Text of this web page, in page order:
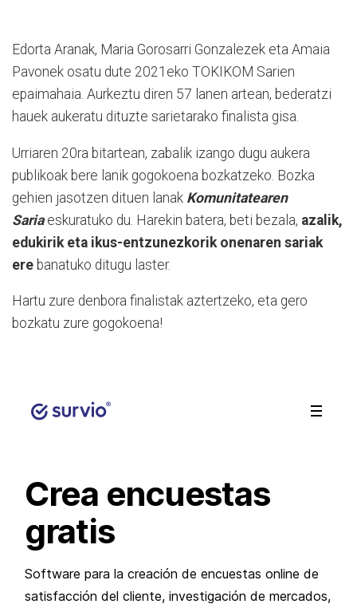
Edorta Aranak, Maria Gorosarri Gonzalezek eta Amaia
Pavonek osatu dute 2021eko TOKIKOM Sarien
epaimahaia. Aurkeztu diren 57 lanen artean, bederatzi
hauek aukeratu dituzte sarietarako finalista gisa.
Urriaren 20ra bitartean, zabalik izango dugu aukera
publikoak bere lanik gogokoena bozkatzeko. Bozka
gehien jasotzen dituen lanak Komunitatearen
Sariaeskuratuko du. Harekin batera, beti bezala, azalik,
edukirik eta ikus-entzunezkorik onenaren sariak
ere banatuko ditugu laster.
Hartu zure denbora finalistak aztertzeko, eta gero
bozkatu zure gogokoena!